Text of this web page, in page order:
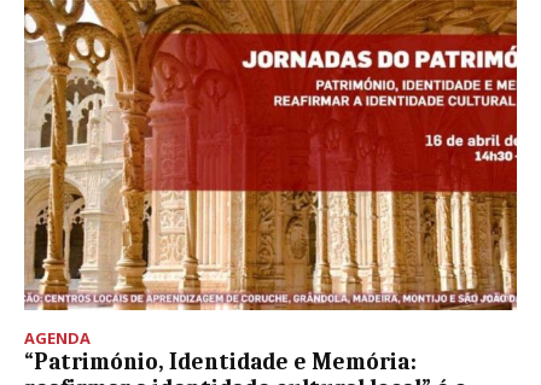
AGENDA
“Património, Identidade e Memória: